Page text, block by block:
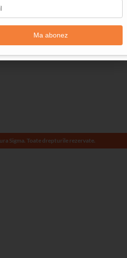
- ING Bank
Sigma. Toate drepturile rezervate.
Ma abonez